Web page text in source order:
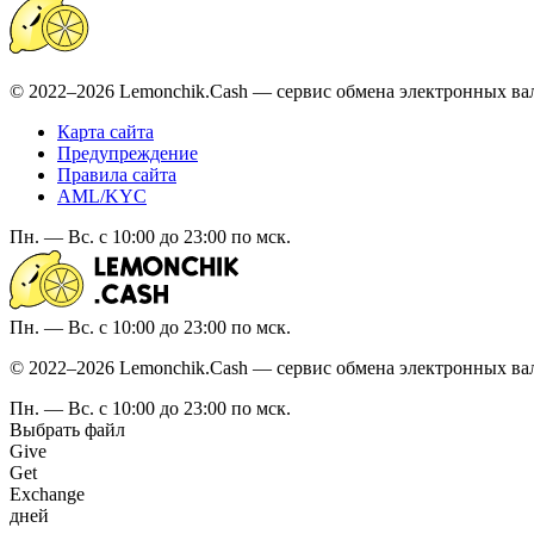
© 2022–2026 Lemonchik.Cash — сервис обмена электронных
Карта сайта
Предупреждение
Правила сайта
AML/KYC
Пн. — Вс. с 10:00 до 23:00 по мск.
Пн. — Вс. с 10:00 до 23:00 по мск.
© 2022–2026 Lemonchik.Cash — сервис обмена электронных
Пн. — Вс. с 10:00 до 23:00 по мск.
Выбрать файл
Give
Get
Exchange
дней